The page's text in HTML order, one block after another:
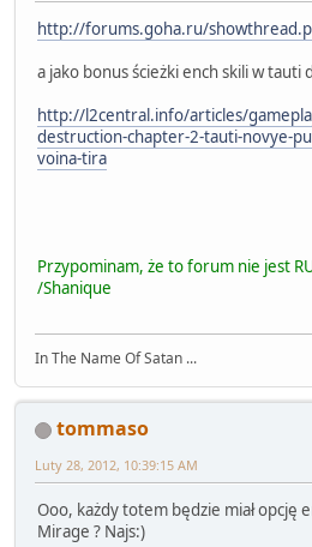
http://forums.goha.ru/
a jako bonus ścieżki ench skili w tauti
http://l2central.info/articles/
destruction-chapter-2-tauti-novye-
voina-tira
Przypominam, że to forum nie jest
/Shanique
In The Name Of Satan ...
tommaso
Luty 28, 2012, 10:39:15 AM
Ooo, każdy totem będzie miał opcję
Mirage ? Najs:)